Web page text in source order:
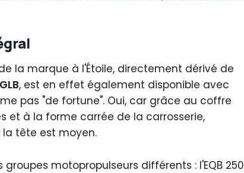
la marque à l'Étoile, directement dérivé de
GLB, est en effet également disponible avec
pas "de fortune". Oui, car grâce au coffre
et à la forme carrée de la carrosserie,
tête est moyen.
motopropulseurs différents : l'EQB 250